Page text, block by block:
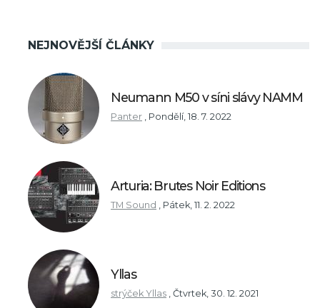
NEJNOVĚJŠÍ ČLÁNKY
Neumann M50 v síni slávy NAMM
Panter Pondělí, 18. 7. 2022
Arturia: Brutes Noir Editions
TM Sound Pátek, 11. 2. 2022
Yllas
strýček Yllas Čtvrtek, 30. 12. 2021